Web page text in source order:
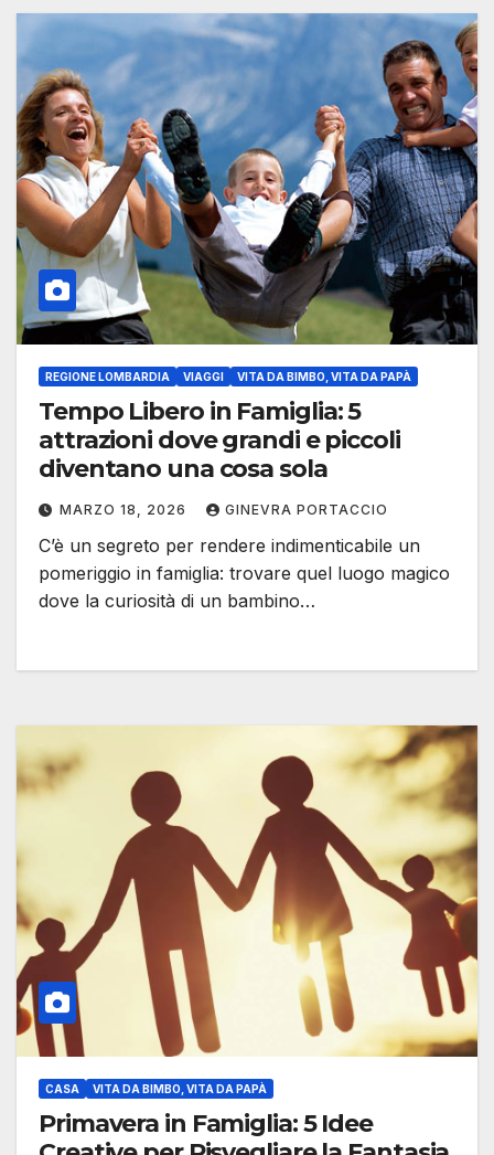
REGIONE LOMBARDIA VIAGGI VITA DA BIMBO, VITA DA PAPÀ
Tempo Libero in Famiglia: 5
attrazioni dove grandi e piccoli
diventano una cosa sola
MARZO 18, 2026 GINEVRA PORTACCIO
C’è un segreto per rendere indimenticabile un
pomeriggio in famiglia: trovare quel luogo magico
dove la curiosità di un bambino…
CASA VITA DA BIMBO, VITA DA PAPÀ
Primavera in Famiglia: 5 Idee